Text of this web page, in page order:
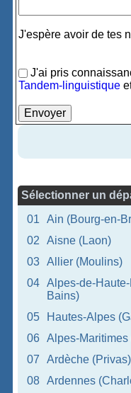
J'espère avoir de tes
J'ai pris
Tandem-linguistique
Sélectionner un
01
Ain (Bourg-en-
02
Aisne (Laon)
03
Allier (Moulins)
04
Alpes-de-
Bains)
05 Hautes-Alpes
06
Alpes-Maritimes
07
Ardèche (Privas)
08
Ardennes